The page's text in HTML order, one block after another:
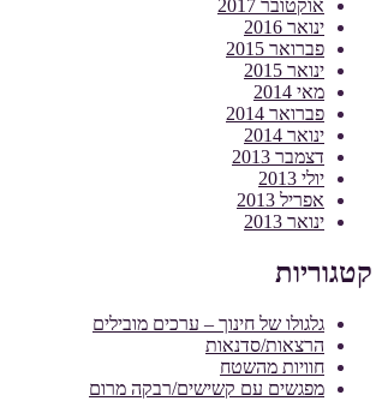
אוקטובר 2017
ינואר 2016
פברואר 2015
ינואר 2015
מאי 2014
פברואר 2014
ינואר 2014
דצמבר 2013
יולי 2013
אפריל 2013
ינואר 2013
קטגוריות
גלגולו של חינוך – ערכים מובילים
הרצאות/סדנאות
חוויות מהשטח
מפגשים עם קשישים/רבקה מרום